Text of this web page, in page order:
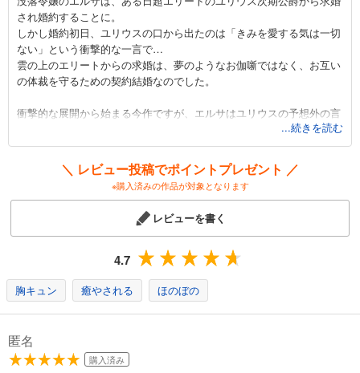
され婚約することに。
しかし婚約初日、ユリウスの口から出たのは「きみを愛する気は一切
ない」という衝撃的な一言で…
雲の上のエリートからの求婚は、夢のようなお伽噺ではなく、お互い
の体裁を守るための契約結婚なのでした。
衝撃的な展開から始まる今作ですが、エルサはユリウスの予想外の言
葉に臆することもなく、持ち前の明るさで真っすぐにユリウスに向き
合います。
その様子がとにかく愛らしい…！ユリウスのために食事を準備した
り、誕生日プレゼントを用意したり…常に笑顔で前向きな彼女の様子
に、読んでいるだけで心が洗われる気分です。
読者より間近でその様子を見ているユリウスも、もちろん例外ではあ
りません。彼女の明るさにユリウスの心も少しずつ動かされ、鉄仮面
の下にはそんな表情を隠してたのか！と思うほど様々な表情を彼女に
思わず背中を押したくなるような、真反対な二人が少しずつ、少しず
...続きを読む
＼ レビュー投稿でポイントプレゼント ／
※購入済みの作品が対象となります
レビューを書く
4.7
胸キュン 癒やされる ほのぼの
匿名
購入済み